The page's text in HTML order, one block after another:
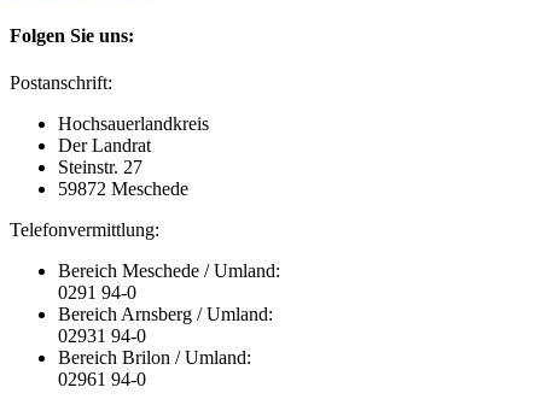
Folgen Sie uns:
Postanschrift:
Hochsauerlandkreis
Der Landrat
Steinstr. 27
59872 Meschede
Telefonvermittlung:
Bereich Meschede / Umland:
0291 94-0
Bereich Arnsberg / Umland:
02931 94-0
Bereich Brilon / Umland:
02961 94-0